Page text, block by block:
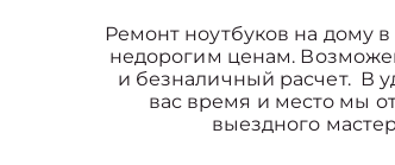
Ремонт ноутбуков на дому
недорогим ценам.
и безналичный расчет. В
вас время и место мы
выездного